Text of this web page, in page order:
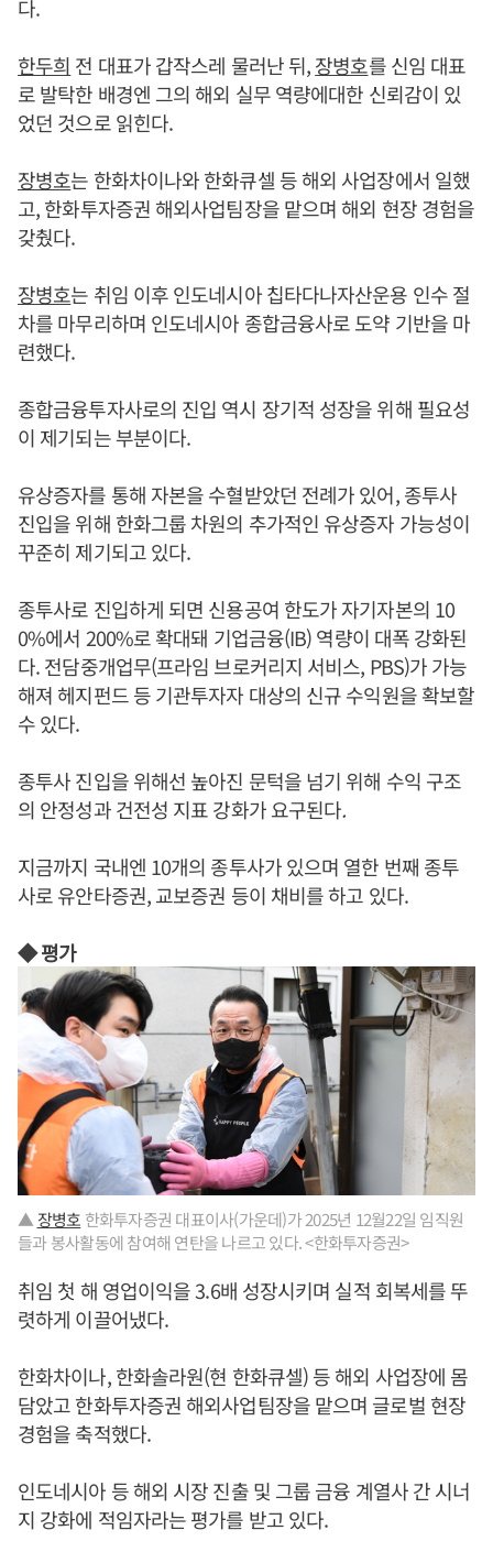
다.
한두희 전 대표가 갑작스레 물러난 뒤,장병호를 신임 대표
로 발탁한 배경엔 그의 해외 실무 역량에대한 신뢰감이 있
었던 것으로 읽힌다.
장병호는 한화차이나와 한화큐셀 등 해외 사업장에서 일했
고, 한화투자증권 해외사업팀장을 맡으며 해외 현장 경험을
갖췄다.
장병호는 취임 이후 인도네시아 칩타다나자산운용 인수 절
차를 마무리하며 인도네시아 종합금융사로 도약 기반을 마
련했다.
종합금융투자사로의 진입 역시 장기적 성장을 위해 필요성
이 제기되는 부분이다.
유상증자를 통해 자본을 수혈받았던 전례가 있어, 종투사
진입을 위해 한화그룹 차원의 추가적인 유상증자 가능성이
꾸준히 제기되고 있다.
종투사로 진입하게 되면 신용공여 한도가 자기자본의 10
0%에서 200%로 확대돼 기업금융(IB) 역량이 대폭 강화된
다. 전담중개업무(프라임 브로커리지 서비스, PBS)가 가능
해져 헤지펀드 등 기관투자자 대상의 신규 수익원을 확보할
수 있다.
종투사 진입을 위해선 높아진 문턱을 넘기 위해 수익 구조
의 안정성과 건전성 지표 강화가 요구된다.
지금까지 국내엔 10개의 종투사가 있으며 열한 번째 종투
사로 유안타증권, 교보증권 등이 채비를 하고 있다.
◆ 평가
▲ 장병호 한화투자증권 대표이사(가운데)가 2025년 12월22일 임직원
들과 봉사활동에 참여해 연탄을 나르고 있다. <한화투자증권>
취임 첫 해 영업이익을 3.6배 성장시키며 실적 회복세를 뚜
렷하게 이끌어냈다.
한화차이나, 한화솔라원(현 한화큐셀) 등 해외 사업장에 몸
담았고 한화투자증권 해외사업팀장을 맡으며 글로벌 현장
경험을 축적했다.
인도네시아 등 해외 시장 진출 및 그룹 금융 계열사 간 시너
지 강화에 적임자라는 평가를 받고 있다.